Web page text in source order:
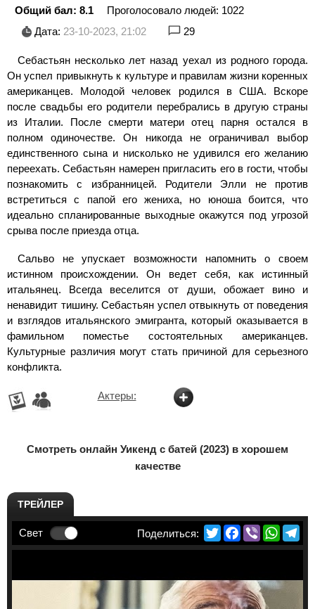
Общий бал: 8.1 Проголосовало людей: 1022
Дата: 23-10-2023, 21:02 29
Себастьян несколько лет назад уехал из родного города.
Он успел привыкнуть к культуре и правилам жизни коренных
американцев. Молодой человек родился в США. Вскоре
после свадьбы его родители перебрались в другую страны
из Италии. После смерти матери отец парня остался в
полном одиночестве. Он никогда не ограничивал выбор
единственного сына и нисколько не удивился его желанию
переехать. Себастьян намерен пригласить его в гости, чтобы
познакомить с избранницей. Родители Элли не против
встретиться с папой его жениха, но юноша боится, что
идеально спланированные выходные окажутся под угрозой
срыва после приезда отца.
Сальво не упускает возможности напомнить о своем
истинном происхождении. Он ведет себя, как истинный
итальянец. Всегда веселится от души, обожает вино и
ненавидит тишину. Себастьян успел отвыкнуть от поведения
и взглядов итальянского эмигранта, который оказывается в
фамильном поместье состоятельных американцев.
Культурные различия могут стать причиной для серьезного
конфликта.
Актеры:
Смотреть онлайн Уикенд с батей (2023) в хорошем
качестве
ТРЕЙЛЕР
Свет TwitterFacebook
Viber